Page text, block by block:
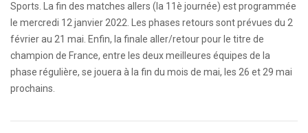
Sports. La fin des matches allers (la 11è journée) est programmée
le mercredi 12 janvier 2022. Les phases retours sont prévues du 2
février au 21 mai. Enfin, la finale aller/retour pour le titre de
champion de France, entre les deux meilleures équipes de la
phase régulière, se jouera à la fin du mois de mai, les 26 et 29 mai
prochains.